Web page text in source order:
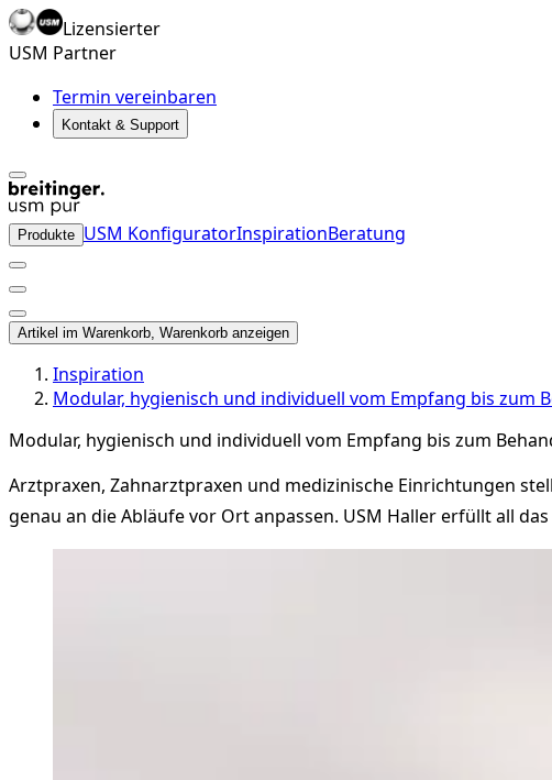
Lizensierter
USM Partner
Termin vereinbaren
Kontakt & Support
Produkte USM KonfiguratorInspirationBeratung
Artikel im Warenkorb, Warenkorb anzeigen
Inspiration
Modular, hygienisch und individuell vom Empfang bis zum
Modular, hygienisch und individuell vom Empfang bis zum
Arztpraxen, Zahnarztpraxen und medizinische Einrichtungen
genau an die Abläufe vor Ort anpassen. USM Haller erfüllt all